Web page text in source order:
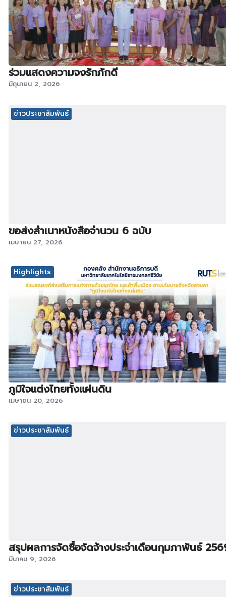
ร่วมแสดงความจงรักภักดี
มิถุนายน 2, 2026
ข่าวประชาสัมพันธ์
ขอส่งสำเนาหนังสือจำนวน 6 ฉบับ
เมษายน 27, 2026
Highlights
ภูมิใจแต่งไทยทั้งแผ่นดิน
เมษายน 20, 2026
ข่าวประชาสัมพันธ์
สรุปผลการจัดซื้อจัดจ้างประจำเดือนกุมภาพันธ์
มีนาคม 9, 2026
ข่าวประชาสัมพันธ์